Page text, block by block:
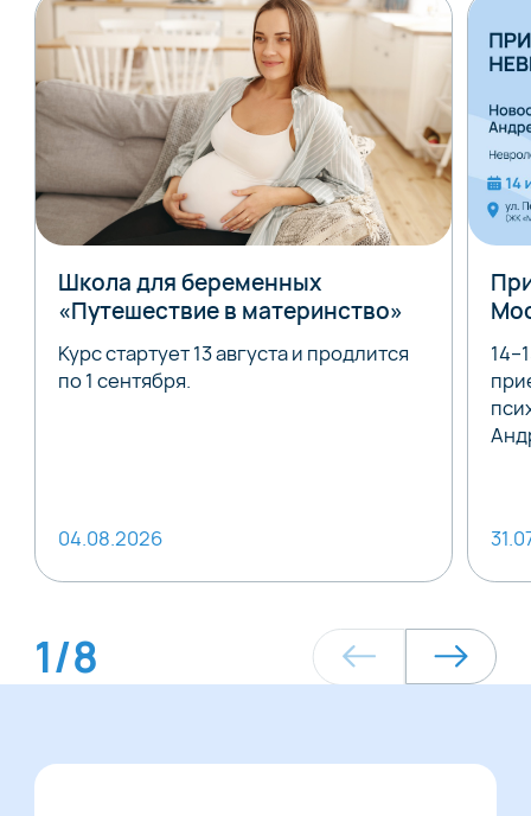
Школа для беременных
«Путешествие в материнство»
Курс стартует 13 августа и продлится
по 1 сентября.
04.08.2026
1/8